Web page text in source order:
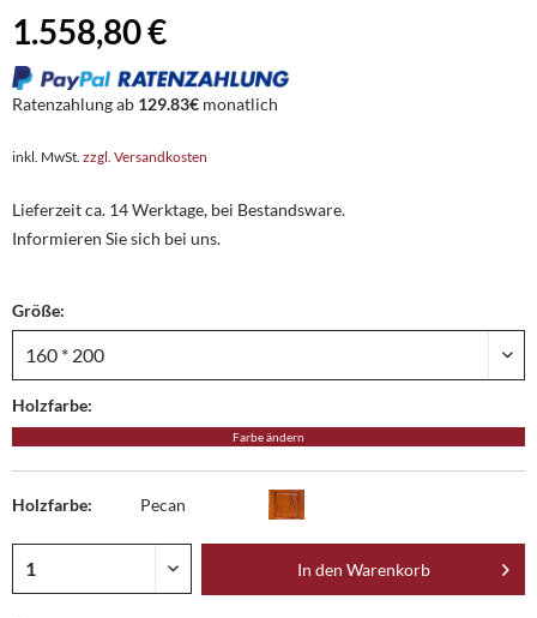
1.558,80 €
Ratenzahlung ab 129.83€ monatlich
inkl. MwSt. zzgl. Versandkosten
Lieferzeit ca. 14 Werktage, bei Bestandsware.
Informieren Sie sich bei uns.
Größe:
Holzfarbe:
Farbe ändern
Holzfarbe: Pecan
In den Warenkorb